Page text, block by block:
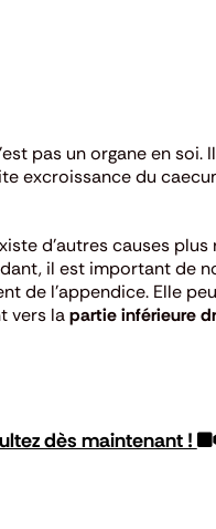
pas un organe en soi.
excroissance du
d’autres causes plus
il est important de
de l’appendice. Elle
vers lapartie inférieure
dès maintenant !